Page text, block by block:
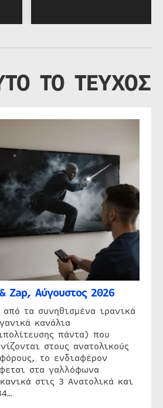
ΤΟ ΤΕΥΧΟΣ
Zap, Αύγουστος 2026
από τα συνηθισμένα ιρανικά
κανάλια
πάντα) που
στους ανατολικούς
το ενδιαφέρον
στα γαλλόφωνα
στις 3 Ανατολικά και